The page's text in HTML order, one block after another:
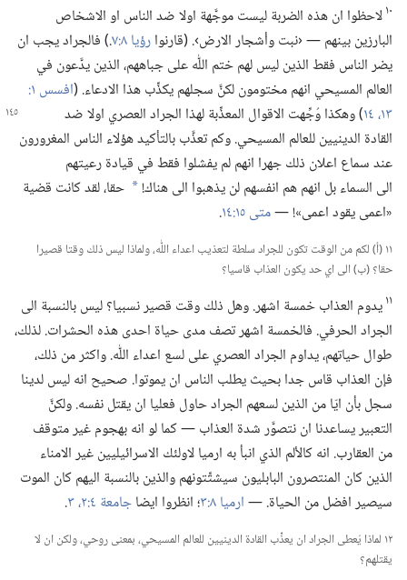
١٠لاحظوا ان هذه الضربة ليست موجَّهة اولا ضد الناس او الاشخاص
البارزين بينهم —‏ ‹نبت وأشجار الارض›.‏ (‏قارنوارؤيا ٨:‏٧
‏.‏)‏ فالجراد يجب ان
يضر الناس فقط الذين ليس لهم ختم اللّٰه على جباههم،‏ الذين يدَّعون في
العالم المسيحي انهم مختومون لكنَّ سجلهم يكذِّب هذا الادعاء.‏ (‏
١٣،‏ ١٤
‏)‏ وهكذا وُجِّهت الاقوال المعذِّبة لهذا الجرادالعصري اولا ضد
القادة الدينيين للعالم المسيحي.‏ وكم تعذَّب بالتأكيد هؤلاء الناس المغرورون
عند سماع اعلان ذلك جهرا انهم لم يفشلوا فقط في قيادة رعيتهم
الى السماء بل انهم هم انفسهم لن يذهبوا الى هناك!‏* حقا،‏ لقد كانت قضية
«اعمى يقود اعمى»!‏ —‏متى ١٥:‏١٤ ‏.‏
١١ (‏أ)‏ لكم من الوقت تكون للجراد سلطة لتعذيب اعداء اللّٰه،‏ ولماذا ليس ذلك وقتا قصيرا
حقا؟‏ (‏ب)‏ الى اي حد يكون العذاب قاسيا؟‏
١١يدوم العذاب خمسة اشهر.‏ وهل ذلك وقت قصير نسبيا؟‏ ليس بالنسبة الى
الجراد الحرفي.‏ فالخمسة اشهر تصف مدى حياة احدى هذه الحشرات.‏ لذلك،‏
طوال حياتهم،‏ يداوم الجراد العصري على لسع اعداء اللّٰه.‏ واكثر من ذلك،‏
فإن العذاب قاس جدا بحيث يطلب الناس ان يموتوا.‏ صحيح انه ليس لدينا
سجل بأن ايّا من الذين لسعهم الجراد حاول فعليا ان يقتل نفسه.‏ ولكنَّ
التعبير يساعدنا ان نتصوَّر شدة العذاب —‏ كما لو انه بهجوم غير متوقف
من العقارب.‏ انه كالألم الذي انبأ به ارميا لاولئك الاسرائيليين غير الامناء
الذين كان المنتصرون البابليون سيشتِّتونهم والذين بالنسبة اليهم كان الموت
سيصير افضل من الحياة.‏ —‏ارميا ٨:‏٣ ‏؛‏ انظروا ايضاجامعة ٤:‏​٢،‏ ٣ ‏.‏
١٢ لماذا يُعطى الجراد ان يعذِّب القادة الدينيين للعالم المسيحي،‏ بمعنى روحي،‏ ولكن ان لا
يقتلهم؟‏